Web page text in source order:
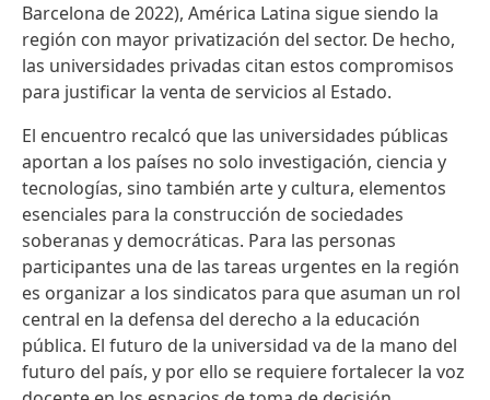
Barcelona de 2022), América Latina sigue siendo la
región con mayor privatización del sector. De hecho,
las universidades privadas citan estos compromisos
para justificar la venta de servicios al Estado.
El encuentro recalcó que las universidades públicas
aportan a los países no solo investigación, ciencia y
tecnologías, sino también arte y cultura, elementos
esenciales para la construcción de sociedades
soberanas y democráticas. Para las personas
participantes una de las tareas urgentes en la región
es organizar a los sindicatos para que asuman un rol
central en la defensa del derecho a la educación
pública. El futuro de la universidad va de la mano del
futuro del país, y por ello se requiere fortalecer la voz